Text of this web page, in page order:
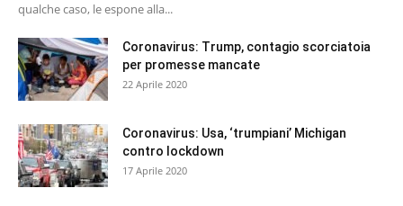
qualche caso, le espone alla...
Coronavirus: Trump, contagio scorciatoia
per promesse mancate
22 Aprile 2020
Coronavirus: Usa, ‘trumpiani’ Michigan
contro lockdown
17 Aprile 2020